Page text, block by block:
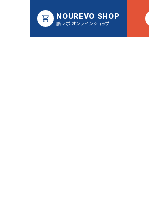
NOUREVO SHOP
脳レボ オンラインショップ